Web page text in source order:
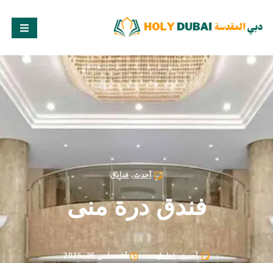
أحدث, فنادق
فندق درة منى
أحدث,فنادق أغسطس 25, 2025